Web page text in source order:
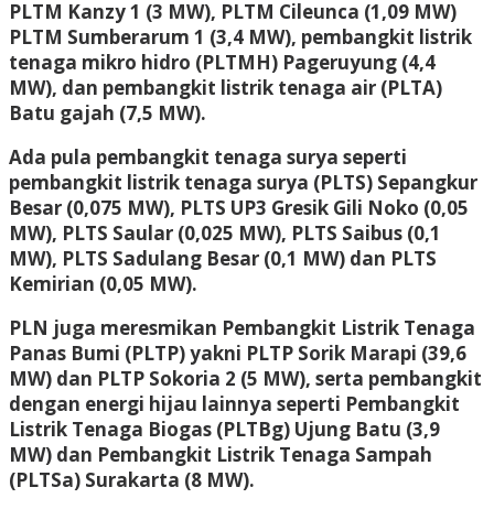
PLTM Kanzy 1 (3 MW), PLTM Cileunca (1,09 MW)
PLTM Sumberarum 1 (3,4 MW), pembangkit listrik
tenaga mikro hidro (PLTMH) Pageruyung (4,4
MW), dan pembangkit listrik tenaga air (PLTA)
Batu gajah (7,5 MW).
Ada pula pembangkit tenaga surya seperti
pembangkit listrik tenaga surya (PLTS) Sepangkur
Besar (0,075 MW), PLTS UP3 Gresik Gili Noko (0,05
MW), PLTS Saular (0,025 MW), PLTS Saibus (0,1
MW), PLTS Sadulang Besar (0,1 MW) dan PLTS
Kemirian (0,05 MW).
PLN juga meresmikan Pembangkit Listrik Tenaga
Panas Bumi (PLTP) yakni PLTP Sorik Marapi (39,6
MW) dan PLTP Sokoria 2 (5 MW), serta pembangkit
dengan energi hijau lainnya seperti Pembangkit
Listrik Tenaga Biogas (PLTBg) Ujung Batu (3,9
MW) dan Pembangkit Listrik Tenaga Sampah
(PLTSa) Surakarta (8 MW).